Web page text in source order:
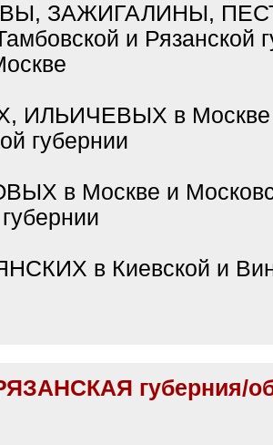
ЗАЖИГАЛИНЫ,
и Рязанской
ИЛЬИЧЕВЫХ в Москве
губернии
в Москве и
в Киевской и
губерния/